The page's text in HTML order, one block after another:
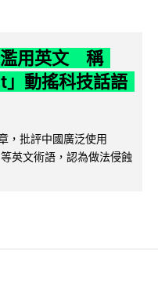
濫用英文 稱
」動搖科技話語
，批評中國廣泛使用
英文術語，認為做法侵蝕